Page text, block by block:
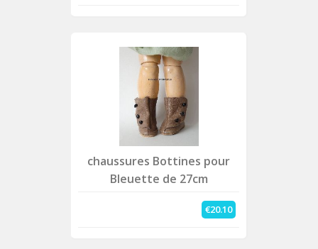
chaussures Bottines pour
Bleuette de 27cm
€20.10